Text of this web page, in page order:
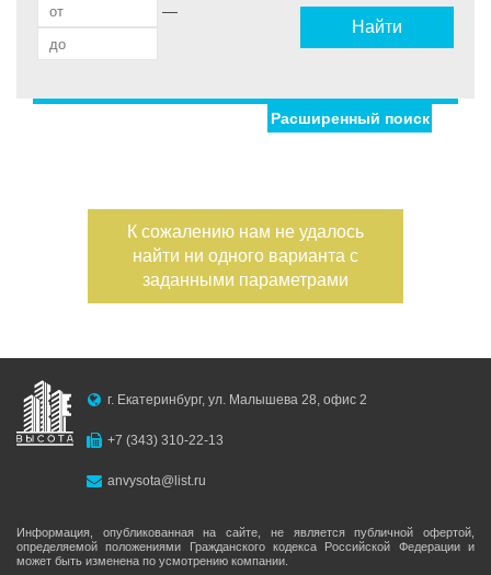
—
Найти
Асфальтовая дорога
Канализация подведена
С фото
Расширенный поиск
К сожалению нам не удалось
найти ни одного варианта с
заданными параметрами
г. Екатеринбург, ул. Малышева 28, офис 2
+7 (343) 310-22-13
anvysota@list.ru
Информация, опубликованная на сайте, не является публичной офертой,
определяемой положениями Гражданского кодекса Российской Федерации и
может быть изменена по усмотрению компании.